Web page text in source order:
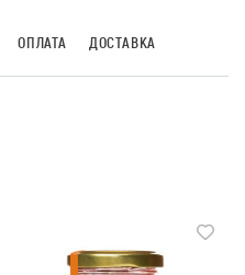
ОПЛАТА ДОСТАВКА